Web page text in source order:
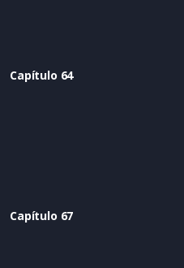
Capítulo 64
Capítulo 67